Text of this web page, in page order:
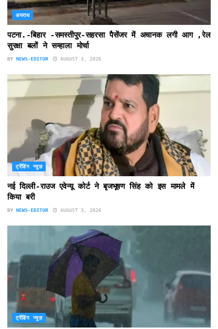
अपराध
पटना.-बिहार -समस्तीपुर-सहरसा पैसेंजर में अचानक लगी आग ,रेल
सुरक्षा बलों ने सम्हाला मोर्चा
BY NEWS-EDITOR AUGUST 3, 2026
ट्रेंडिंग न्यूज़
नई दिल्ली-राउज एवेन्यू कोर्ट ने बृजभूषण सिंह को इस मामले में
किया बरी
BY NEWS-EDITOR AUGUST 3, 2026
ट्रेंडिंग न्यूज़